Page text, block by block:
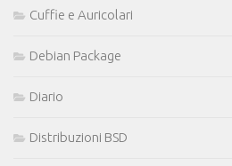
Cuffie e Auricolari
Debian Package
Diario
Distribuzioni BSD